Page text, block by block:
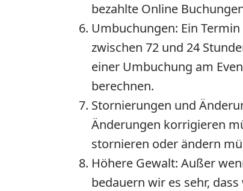
bezahlte Online
Umbuchungen: Ein
zwischen 72 und 24
einer Umbuchung am
berechnen.
Stornierungen und
Änderungen korrigieren
stornieren oder ändern
Höhere Gewalt: Außer
bedauern wir es sehr,